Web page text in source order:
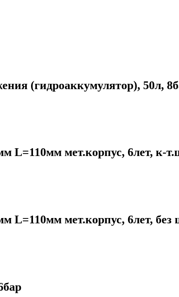
(гидроаккумулятор), 50л,
мет.корпус, 6лет, к-
мет.корпус, 6лет, без